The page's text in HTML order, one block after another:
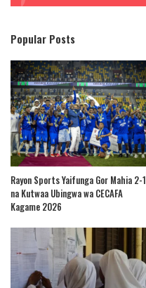
Popular Posts
Rayon Sports Yaifunga Gor Mahia 2-1
na Kutwaa Ubingwa wa CECAFA
Kagame 2026